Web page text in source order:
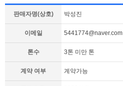
판매자명(상호) 박성진
이메일 5441774@naver.com
톤수 3톤 미만 톤
계약 여부 계약가능